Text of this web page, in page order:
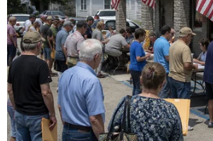
Trung Quốc bất ngờ hạ lãi
tăng trưởng kinh tế
22/07/2024 04:58
Ngân hàng Nhân dân Trung Quốc
suất mua lại đảo ngược kỳ hạn 7